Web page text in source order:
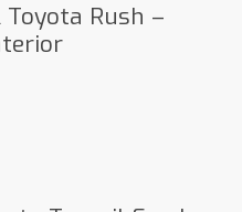
Rush –